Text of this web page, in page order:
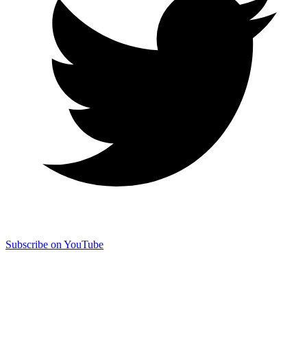
Subscribe on YouTube